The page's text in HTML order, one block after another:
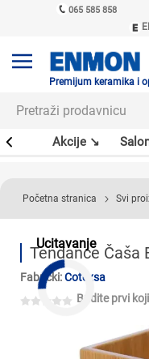
065 585 858
Premijum keramika i
Akcije ↘
Ucitavanje
Početna stranica Svi
Tendance Čaša
Fabrički:Cotexsa
Budite prvi